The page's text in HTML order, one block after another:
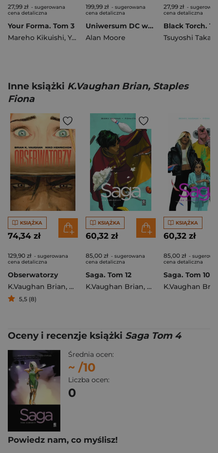
27,99 zł - sugerowana
cena detaliczna
Your Forma. Tom 3
Mareho Kikuishi, Yoshinori Kisaragi
199,99 zł - sugerowana
cena detaliczna
Uniwersum DC według Alana Moore'a. DC Deluxe
Alan Moore
27,99 zł -
cena detaliczna
Black Torch.
Tsuyoshi Takaki
Inne książki K.Vaughan Brian, Staples
Fiona
KSIĄŻKA
74,34 zł
129,90 zł - sugerowana
cena detaliczna
Obserwatorzy
K.Vaughan Brian, Henrichon Niko
5,5 (8)
KSIĄŻKA
60,32 zł
85,00 zł - sugerowana
cena detaliczna
Saga. Tom 12
K.Vaughan Brian, Staples Fiona
KSIĄŻKA
60,32 zł
85,00 zł -
cena detaliczna
Saga. Tom 10
K.Vaughan
Oceny i recenzje książki Saga Tom 4
Średnia ocen:
~ /10
Liczba ocen:
0
Powiedz nam, co myślisz!